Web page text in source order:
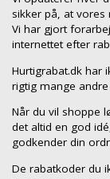
sikker på, at vores
Vi har gjort
internettet efter
Hurtigrabat.dk har
rigtig mange
Når du vil shoppe
det altid en god
godkender din
De rabatkoder du